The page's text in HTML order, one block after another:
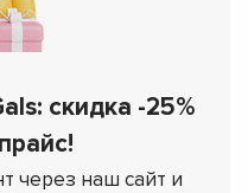
скидка -25%
через наш сайт и